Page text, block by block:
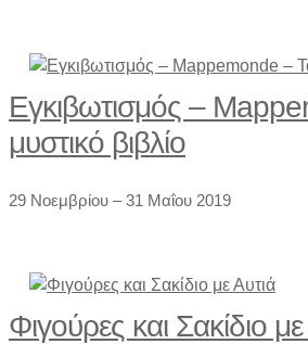
Εγκιβωτισμός –
μυστικό βιβλίο
29 Νοεμβρίου – 31 Μαΐου 2019
Φιγούρες και Σακίδιο